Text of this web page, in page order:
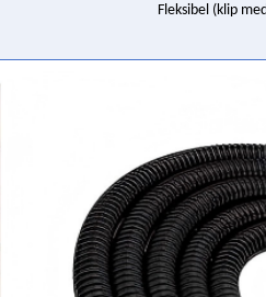
Fleksibel (klip